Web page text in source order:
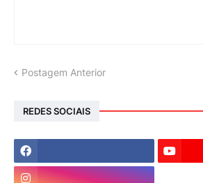
Postagem Anterior
REDES SOCIAIS